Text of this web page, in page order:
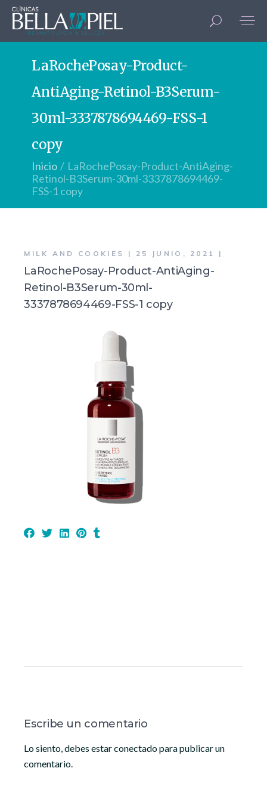
LaRochePosay-Product-
AntiAging-Retinol-B3Serum-
30ml-3337878694469-FSS-1
copy
Inicio
LaRochePosay-Product-AntiAging-
Retinol-B3Serum-30ml-3337878694469-
FSS-1 copy
MILK AND COOKIES 25 JUNIO, 2021
LaRochePosay-Product-AntiAging-
Retinol-B3Serum-30ml-
3337878694469-FSS-1 copy
Escribe un comentario
Lo siento, debes estarconectadopara publicar un
comentario.